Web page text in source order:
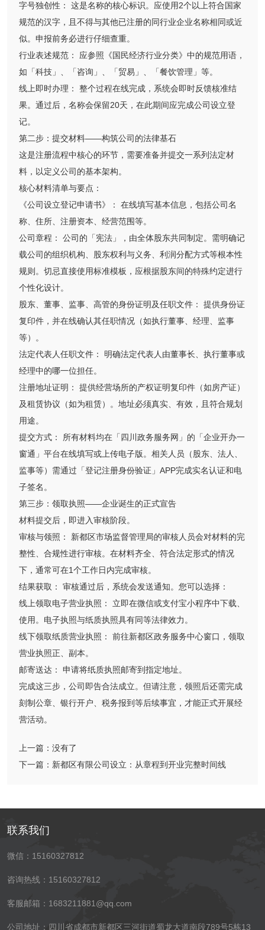
字号独创性： 这是名称的核心标识。应使用2个以上符合国家
规范的汉字，且不得与其他已注册的同行业企业名称相同或近
似。申报前务必进行仔细查重。
行业表述规范： 应参照《国民经济行业分类》中的规范用语，
如「科技」、「咨询」、「贸易」、「餐饮管理」等。
线上即时办理： 整个过程在线完成，系统会即时反馈核准结
果。通过后，名称会保留20天，在此期间应完成公司设立登
记。
第二步：提交材料——构筑公司的法律基石
这是注册流程中核心的环节，需要准备并提交一系列法定材
料，以定义公司的基本架构。
核心材料清单与要点：
《公司设立登记申请书》： 在线填写基本信息，包括公司名
称、住所、注册资本、经营范围等。
公司章程： 公司的「宪法」，由全体股东共同制定。需明确记
载公司的组织机构、股东权利与义务、利润分配方式等根本性
规则。切忌直接使用标准模板，应根据股东间的特殊约定进行
个性化设计。
股东、董事、监事、高管的身份证明及任职文件： 提供身份证
复印件，并在线确认其任职情况（如执行董事、经理、监事
等）。
法定代表人任职文件： 明确法定代表人由董事长、执行董事或
经理中的哪一位担任。
注册地址证明： 提供经营场所的产权证明复印件（如房产证）
及租赁协议（如为租赁）。地址必须真实、有效，且符合规划
用途。
提交方式： 所有材料均在「四川政务服务网」的「企业开办一
窗通」平台在线填写或上传电子版。相关人员（股东、法人、
监事等）需通过「登记注册身份验证」APP完成实名认证和电
子签名。
第三步：领取执照——企业诞生的正式宣告
材料提交后，即进入审核阶段。
审核与领照： 新都区市场监督管理局的审核人员会对材料的完
整性、合规性进行审核。在材料齐全、符合法定形式的情况
下，通常可在1个工作日内完成审核。
结果获取： 审核通过后，系统会发送通知。您可以选择：
线上领取电子营业执照： 立即在微信或支付宝小程序中下载、
使用。电子执照与纸质执照具有同等法律效力。
线下领取纸质营业执照： 前往新都区政务服务中心窗口，领取
营业执照正、副本。
邮寄送达： 申请将纸质执照邮寄到指定地址。
完成这三步，公司即告合法成立。但请注意，领照后还需完成
刻制公章、银行开户、税务报到等后续事宜，才能正式开展经
营活动。
上一篇： 没有了
下一篇： 新都区有限公司设立：从章程到开业完整时间线​
联系我们
微信：15160327812
咨询热线：15160327812
客服邮箱：1683211881@qq.com
公司地址：四川省成都市新都区三河街道蜀龙大道南段789号5栋13